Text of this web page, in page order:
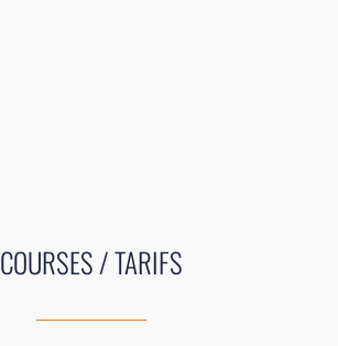
COURSES / TARIFS